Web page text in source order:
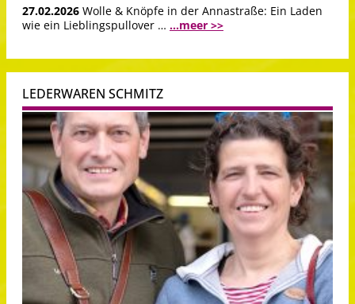
27.02.2026 Wolle & Knöpfe in der Annastraße: Ein Laden
wie ein Lieblingspullover … ...meer >>
LEDERWAREN SCHMITZ